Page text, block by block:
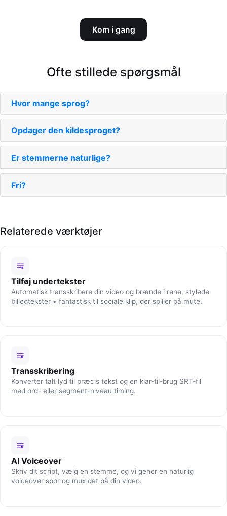
Kom i gang
Ofte stillede spørgsmål
Hvor mange sprog?
Opdager den kildesproget?
Er stemmerne naturlige?
Fri?
Relaterede værktøjer
Tilføj undertekster
Automatisk transskribere din video og brænde i rene, stylede
billedtekster • fantastisk til sociale klip, der spiller på mute.
Transskribering
Konverter talt lyd til præcis tekst og en klar-til-brug SRT-fil
med ord- eller segment-niveau timing.
AI Voiceover
Skriv dit script, vælg en stemme, og vi gener en naturlig
voiceover spor og mux det på din video.